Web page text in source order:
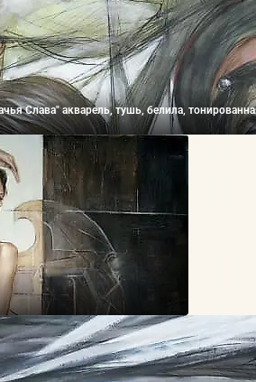
Слава" акварель, тушь, белила,